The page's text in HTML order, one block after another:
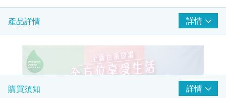
產品詳情 詳情
購買須知 詳情